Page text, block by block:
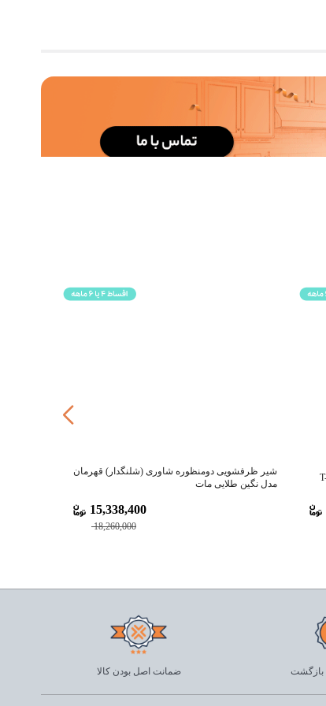
شیر ظرفشویی دومنظوره شاوری (شلنگدار) قهرمان
مدل نگین طلایی مات
18,260,000
15,338,400
ضمانت اصل بودن کالا